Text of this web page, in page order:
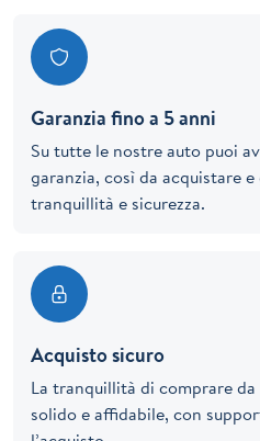
Garanzia fino a 5 anni
Su tutte le nostre auto puoi
garanzia, così da acquistare
tranquillità e sicurezza.
Acquisto sicuro
La tranquillità di comprare
solido e affidabile, con